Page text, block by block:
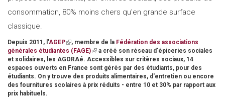
consommation, 80% moins chers qu'en grande surface
classique.
Depuis 2011, l'AGEP(link
is
external)
, membre de la Fédération des associations
générales étudiantes (FAGE)(link
is
external)
a créé son réseau d'épiceries sociales
et solidaires, les AGORAé. Accessibles sur critères sociaux, 14
espaces ouverts en France sont gérés par des étudiants, pour des
étudiants. On y trouve des produits alimentaires, d'entretien ou encore
des fournitures scolaires à prix réduits - entre 10 et 30% par rapport aux
prix habituels.